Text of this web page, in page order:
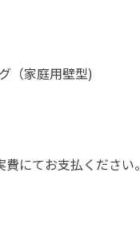
（家庭用壁型)
にてお支払ください。